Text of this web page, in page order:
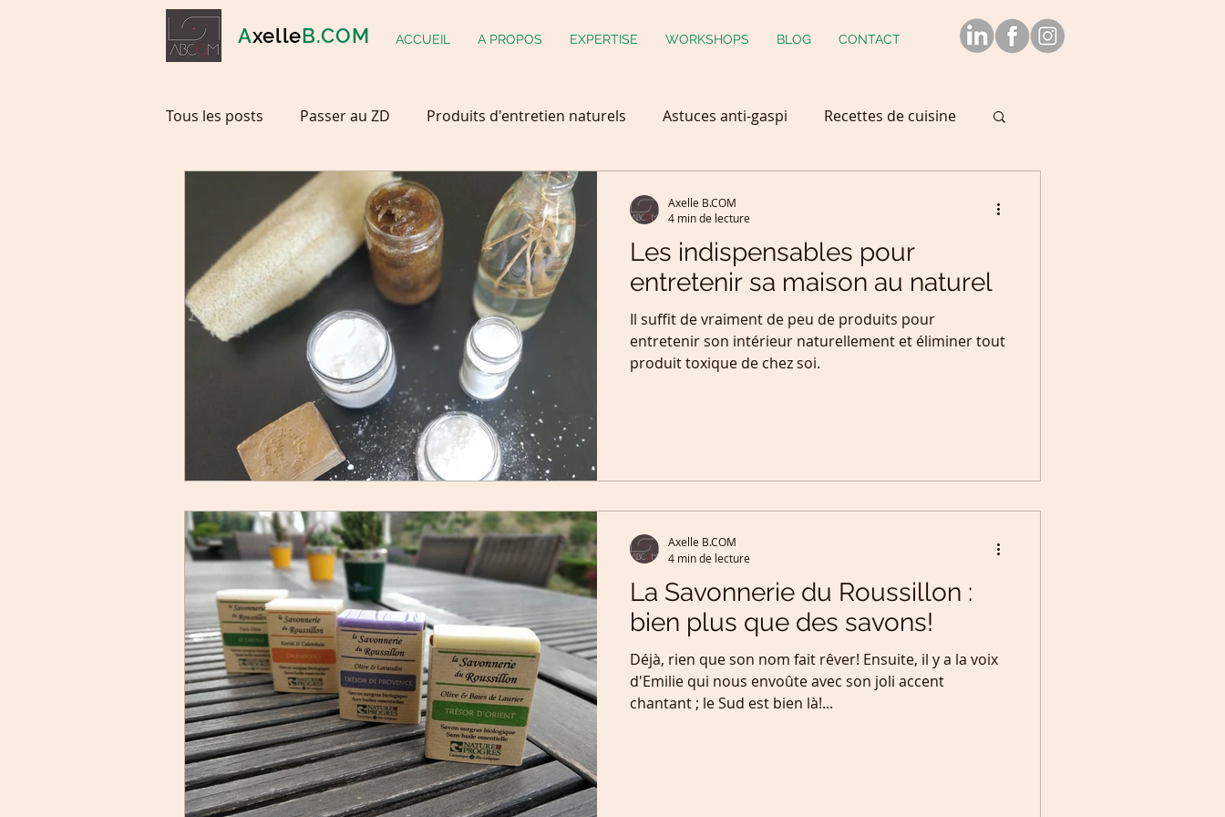
AxelleB.COM ACCUEIL A PROPOS EXPERTISE WORKSHOPS BLOG CONTACT
Tous les posts Passer au ZD Produits d'entretien naturels Astuces anti-gaspi Recettes de cuisine
Cosmétiques ZD Zéro déchet Valorisation des Déchets
Mes marques coup de Coeur animal domestique Permaculture fait maison
Les indispensables pour
entretenir sa maison au naturel
Il suffit de vraiment de peu de produits pour
entretenir son intérieur naturellement et éliminer tout
produit toxique de chez soi.
Axelle B.COM
4 min de lecture
La Savonnerie du Roussillon :
bien plus que des savons!
Déjà, rien que son nom fait rêver! Ensuite, il y a la voix
d'Emilie qui nous envoûte avec son joli accent
chantant ; le Sud est bien là!...
Axelle B.COM
4 min de lecture